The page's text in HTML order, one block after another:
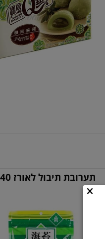
תערובת תיבול לאורז 40 גרם